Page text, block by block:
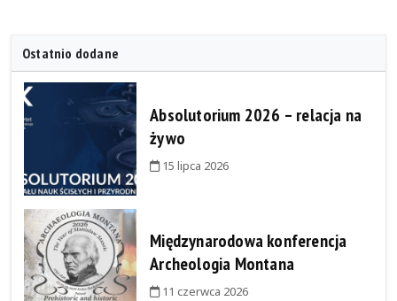
Ostatnio dodane
Absolutorium 2026 – relacja na
żywo
15 lipca 2026
Międzynarodowa konferencja
Archeologia Montana
11 czerwca 2026